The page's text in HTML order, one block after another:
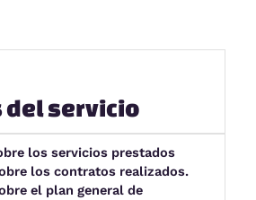
del servicio
los servicios prestados
los contratos realizados.
el plan general de